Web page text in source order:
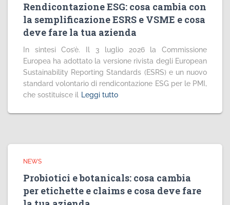
Rendicontazione ESG: cosa cambia con
la semplificazione ESRS e VSME e cosa
deve fare la tua azienda
In sintesi Cos’è. Il 3 luglio 2026 la Commissione
Europea ha adottato la versione rivista degli European
Sustainability Reporting Standards (ESRS) e un nuovo
standard volontario di rendicontazione ESG per le PMI,
che sostituisce il
Leggi tutto
NEWS
Probiotici e botanicals: cosa cambia
per etichette e claims e cosa deve fare